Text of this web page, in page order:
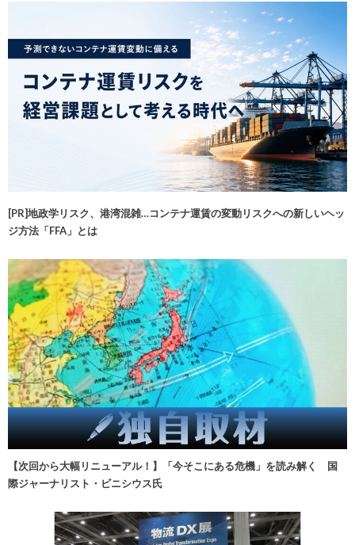
[PR]地政学リスク、港湾混雑…コンテナ運賃の変動リスクへの新しいヘッ
ジ方法「FFA」とは
【次回から大幅リニューアル！】「今そこにある危機」を読み解く 国
際ジャーナリスト・ビニシウス氏